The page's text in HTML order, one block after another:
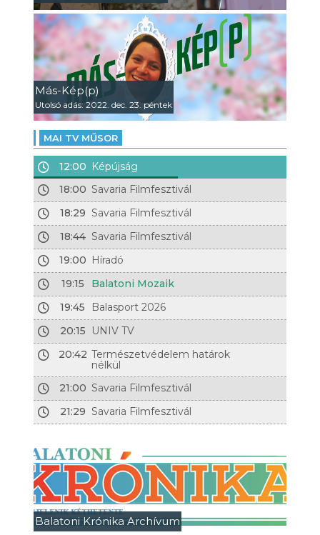
Más-Kép(p)
Utolsó adás: 2022. dec. 23. péntek
MAI TV MŰSOR
12:00 Képújság
18:00 Savaria Filmfesztivál
18:29 Savaria Filmfesztivál
18:44 Savaria Filmfesztivál
19:00 Híradó
19:15
Balatoni Mozaik
19:45
Balasport 2026
20:15
UNIV TV
20:42 Természetvédelem határok
nélkül
21:00 Savaria Filmfesztivál
21:29 Savaria Filmfesztivál
Balatoni Krónika Archívum